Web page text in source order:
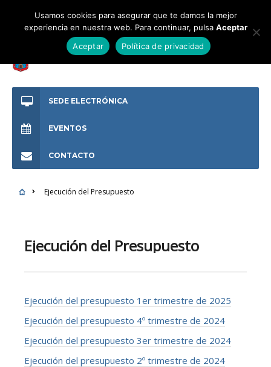
SEDE ELECTRÓNICA
EVENTOS
CONTACTO
Ejecución del Presupuesto
Ejecución del Presupuesto
Ejecución del presupuesto 1er trimestre de 2025
Ejecución del presupuesto 4º trimestre de 2024
Ejecución del presupuesto 3er trimestre de 2024
Ejecución del presupuesto 2º trimestre de 2024
Usamos cookies para asegurar que te damos la mejor
experiencia en nuestra web. Para continuar, pulsa Aceptar
Aceptar
Política de privacidad